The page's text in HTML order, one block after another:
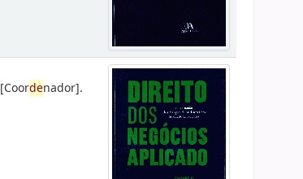
[Coordenador].